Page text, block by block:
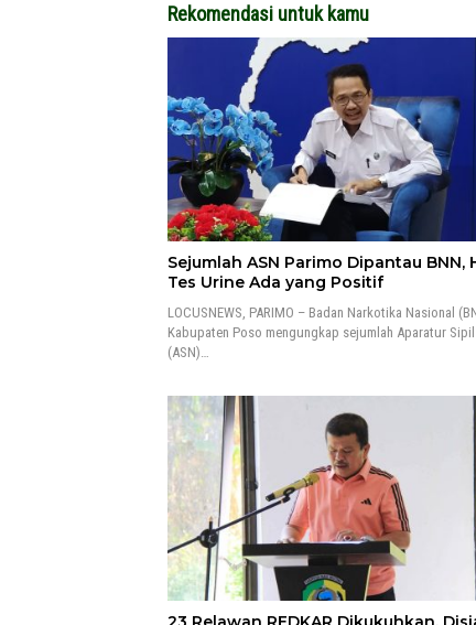
Rekomendasi untuk kamu
Sejumlah ASN Parimo Dipantau BNN,
Tes Urine Ada yang Positif
LOCUSNEWS, PARIMO – Badan Narkotika Nasional
Kabupaten Poso mengungkap sejumlah Aparatur
(ASN)…